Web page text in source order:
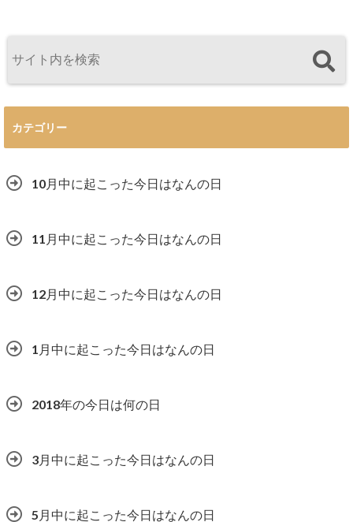
カテゴリー
10月中に起こった今日はなんの日
11月中に起こった今日はなんの日
12月中に起こった今日はなんの日
1月中に起こった今日はなんの日
2018年の今日は何の日
3月中に起こった今日はなんの日
5月中に起こった今日はなんの日